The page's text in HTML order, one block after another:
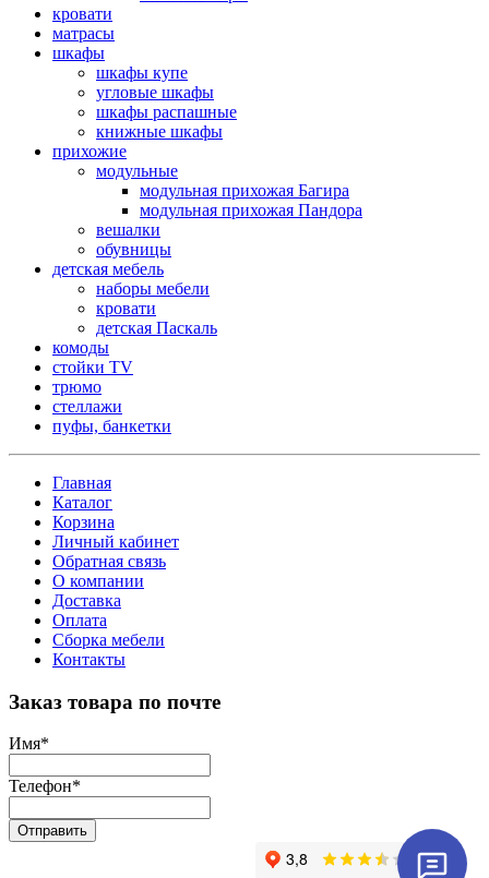
кровати
матрасы
шкафы
шкафы купе
угловые шкафы
шкафы распашные
книжные шкафы
прихожие
модульные
модульная прихожая Багира
модульная прихожая Пандора
вешалки
обувницы
детская мебель
наборы мебели
кровати
детская Паскаль
комоды
стойки TV
трюмо
стеллажи
пуфы, банкетки
Главная
Каталог
Корзина
Личный кабинет
Обратная связь
О компании
Доставка
Оплата
Сборка мебели
Контакты
Заказ товара по почте
Имя*
Телефон*
Отправить